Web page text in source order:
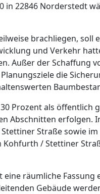
in 22846 Norderstedt
brachliegen, soll
und Verkehr
Außer der Schaffung
die
Prozent als öffentlich
Abschnitten erfolgen.
Straße sowie
Kohfurth / Stettiner
räumliche Fassung
Gebäude